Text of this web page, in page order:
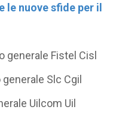
le nuove sfide per il
generale Fistel Cisl
Slc Cgil
Uilcom Uil